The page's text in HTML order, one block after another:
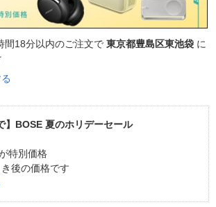
間18分以内のご注文で 東京都豊島区東池袋 に
】BOSE 夏のホリデーセール
特別価格
後の価格です